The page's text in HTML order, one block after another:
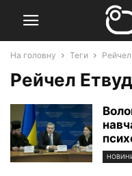
На головну Теги
Рейчел